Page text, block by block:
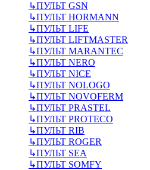
↳ПУЛЬТ GSN
↳ПУЛЬТ HORMANN
↳ПУЛЬТ LIFE
↳ПУЛЬТ LIFTMASTER
↳ПУЛЬТ MARANTEC
↳ПУЛЬТ NERO
↳ПУЛЬТ NICE
↳ПУЛЬТ NOLOGO
↳ПУЛЬТ NOVOFERM
↳ПУЛЬТ PRASTEL
↳ПУЛЬТ PROTECO
↳ПУЛЬТ RIB
↳ПУЛЬТ ROGER
↳ПУЛЬТ SEA
↳ПУЛЬТ SOMFY